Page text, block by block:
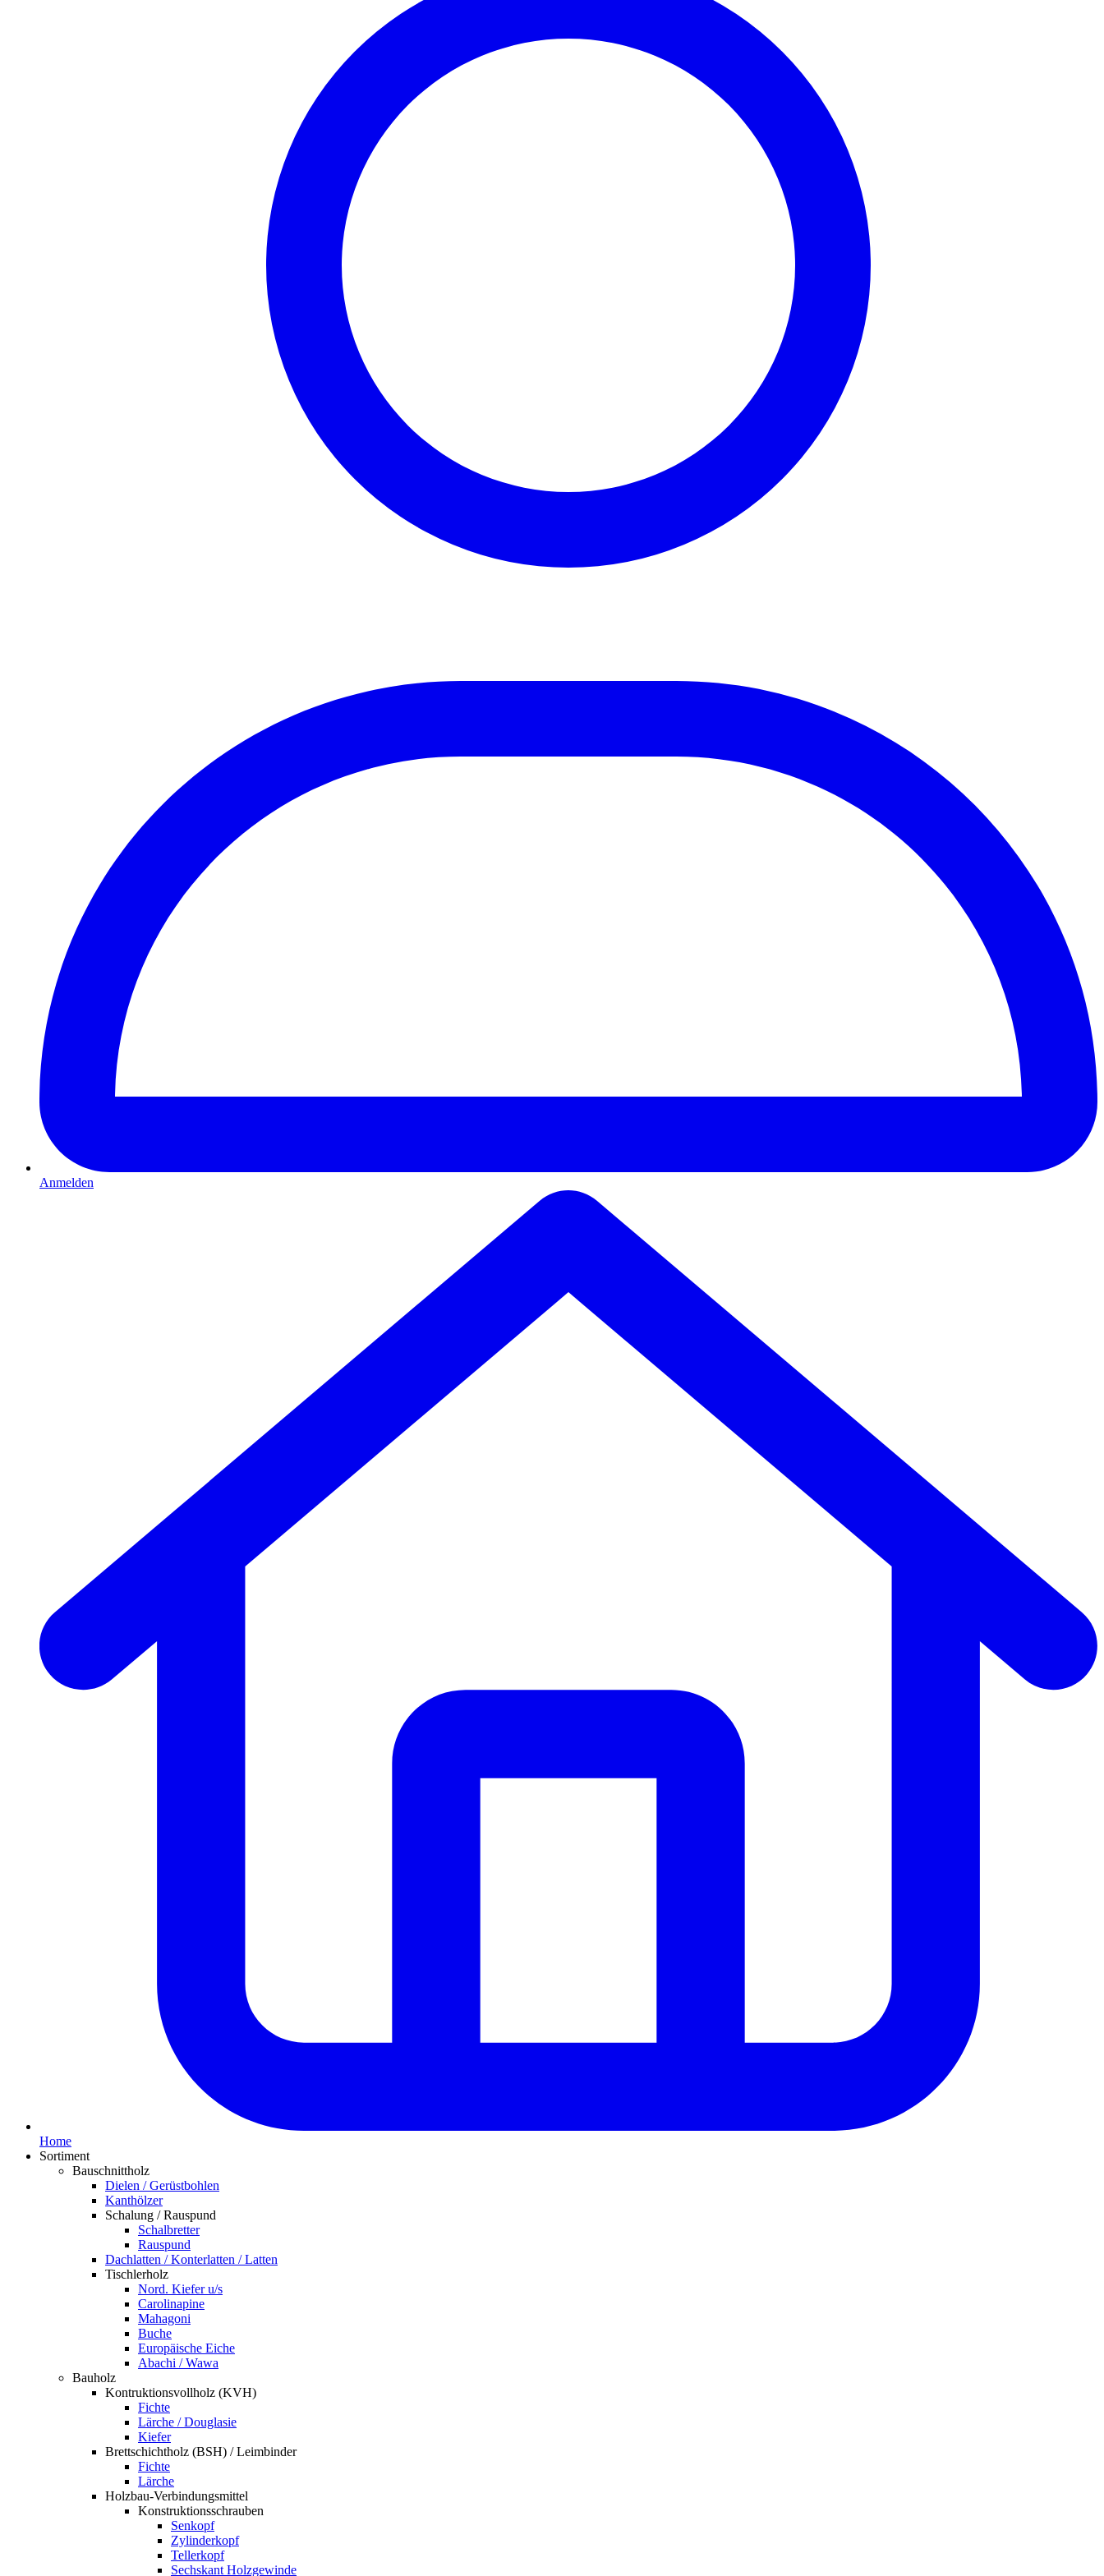
Anmelden
Home
Sortiment
Bauschnittholz
Dielen / Gerüstbohlen
Kanthölzer
Schalung / Rauspund
Schalbretter
Rauspund
Dachlatten / Konterlatten / Latten
Tischlerholz
Nord. Kiefer u/s
Carolinapine
Mahagoni
Buche
Europäische Eiche
Abachi / Wawa
Bauholz
Kontruktionsvollholz (KVH)
Fichte
Lärche / Douglasie
Kiefer
Brettschichtholz (BSH) / Leimbinder
Fichte
Lärche
Holzbau-Verbindungsmittel
Konstruktionsschrauben
Senkopf
Zylinderkopf
Tellerkopf
Sechskant Holzgewinde